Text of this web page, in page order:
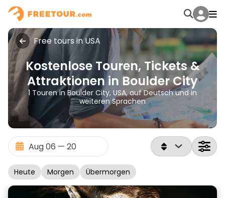
Free tours in USA
Kostenlose Touren, Tickets &
Attraktionen in Boulder City
1 Touren in Boulder City, USA, auf Deutsch und in
weiteren Sprachen
Heute Morgen Übermorgen